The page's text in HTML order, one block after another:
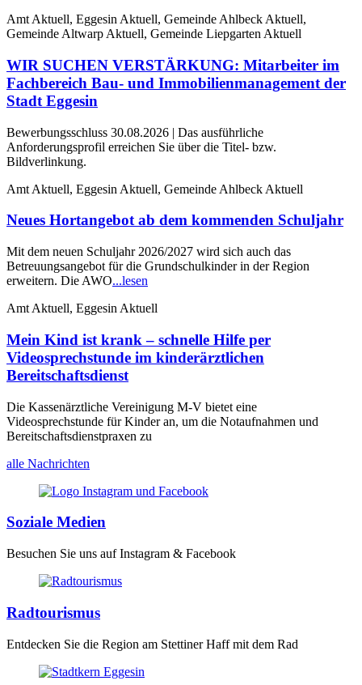
Amt Aktuell, Eggesin Aktuell, Gemeinde Ahlbeck Aktuell,
Gemeinde Altwarp Aktuell, Gemeinde Liepgarten Aktuell
WIR SUCHEN VERSTÄRKUNG: Mitarbeiter im
Fachbereich Bau- und Immobilienmanagement der
Stadt Eggesin
Bewerbungsschluss 30.08.2026 | Das ausführliche
Anforderungsprofil erreichen Sie über die Titel- bzw.
Bildverlinkung.
Amt Aktuell, Eggesin Aktuell, Gemeinde Ahlbeck Aktuell
Neues Hortangebot ab dem kommenden Schuljahr
Mit dem neuen Schuljahr 2026/2027 wird sich auch das
Betreuungsangebot für die Grundschulkinder in der Region
erweitern. Die AWO...lesen
Amt Aktuell, Eggesin Aktuell
Mein Kind ist krank – schnelle Hilfe per
Videosprechstunde im kinderärztlichen
Bereitschaftsdienst
Die Kassenärztliche Vereinigung M-V bietet eine
Videosprechstunde für Kinder an, um die Notaufnahmen und
Bereitschaftsdienstpraxen zu
alle Nachrichten
Soziale Medien
Besuchen Sie uns auf Instagram & Facebook
Radtourismus
Entdecken Sie die Region am Stettiner Haff mit dem Rad